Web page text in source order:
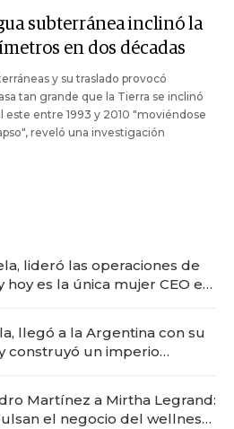
subterránea inclinó la
en dos décadas
y su traslado provocó
tan grande que la Tierra se inclinó
este entre 1993 y 2010 "moviéndose
reveló una investigación
lideró las operaciones de
hoy es la única mujer CEO en
llegó a la Argentina con su
construyó un imperio
Martínez a Mirtha Legrand:
el negocio del wellness